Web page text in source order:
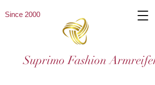
Since 2000
Suprimo Fashion Armreifen